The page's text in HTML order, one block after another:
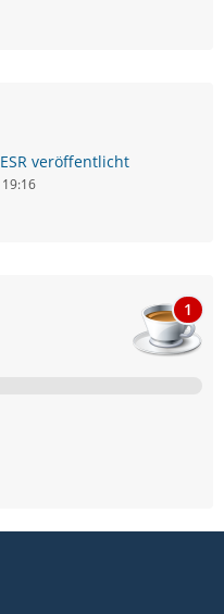
veröffentlicht
1